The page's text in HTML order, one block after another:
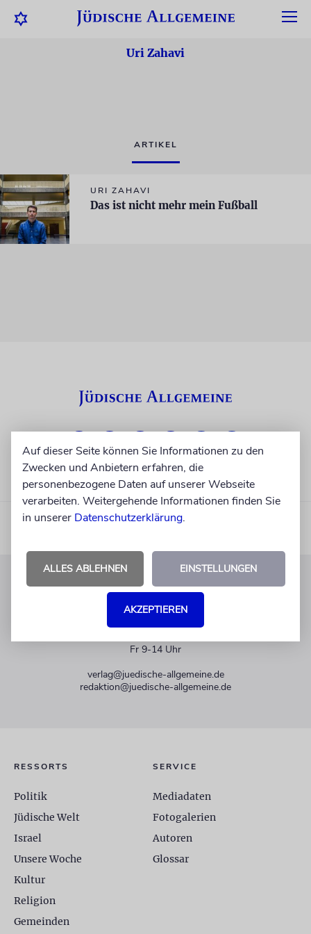
Uri Zahavi
ARTIKEL
URI ZAHAVI
Das ist nicht mehr mein Fußball
KUNDENSERVICE
Fr 9-14 Uhr
verlag@juedische-allgemeine.de
redaktion@juedische-allgemeine.de
RESSORTS
Politik
Jüdische Welt
Israel
Unsere Woche
Kultur
Religion
Gemeinden
SERVICE
Mediadaten
Fotogalerien
Autoren
Glossar
Auf dieser Seite können Sie Informationen zu den
Zwecken und Anbietern erfahren, die
personenbezogene Daten auf unserer Webseite
verarbeiten. Weitergehende Informationen finden Sie
in unserer Datenschutzerklärung.
ALLES ABLEHNEN EINSTELLUNGEN
AKZEPTIEREN